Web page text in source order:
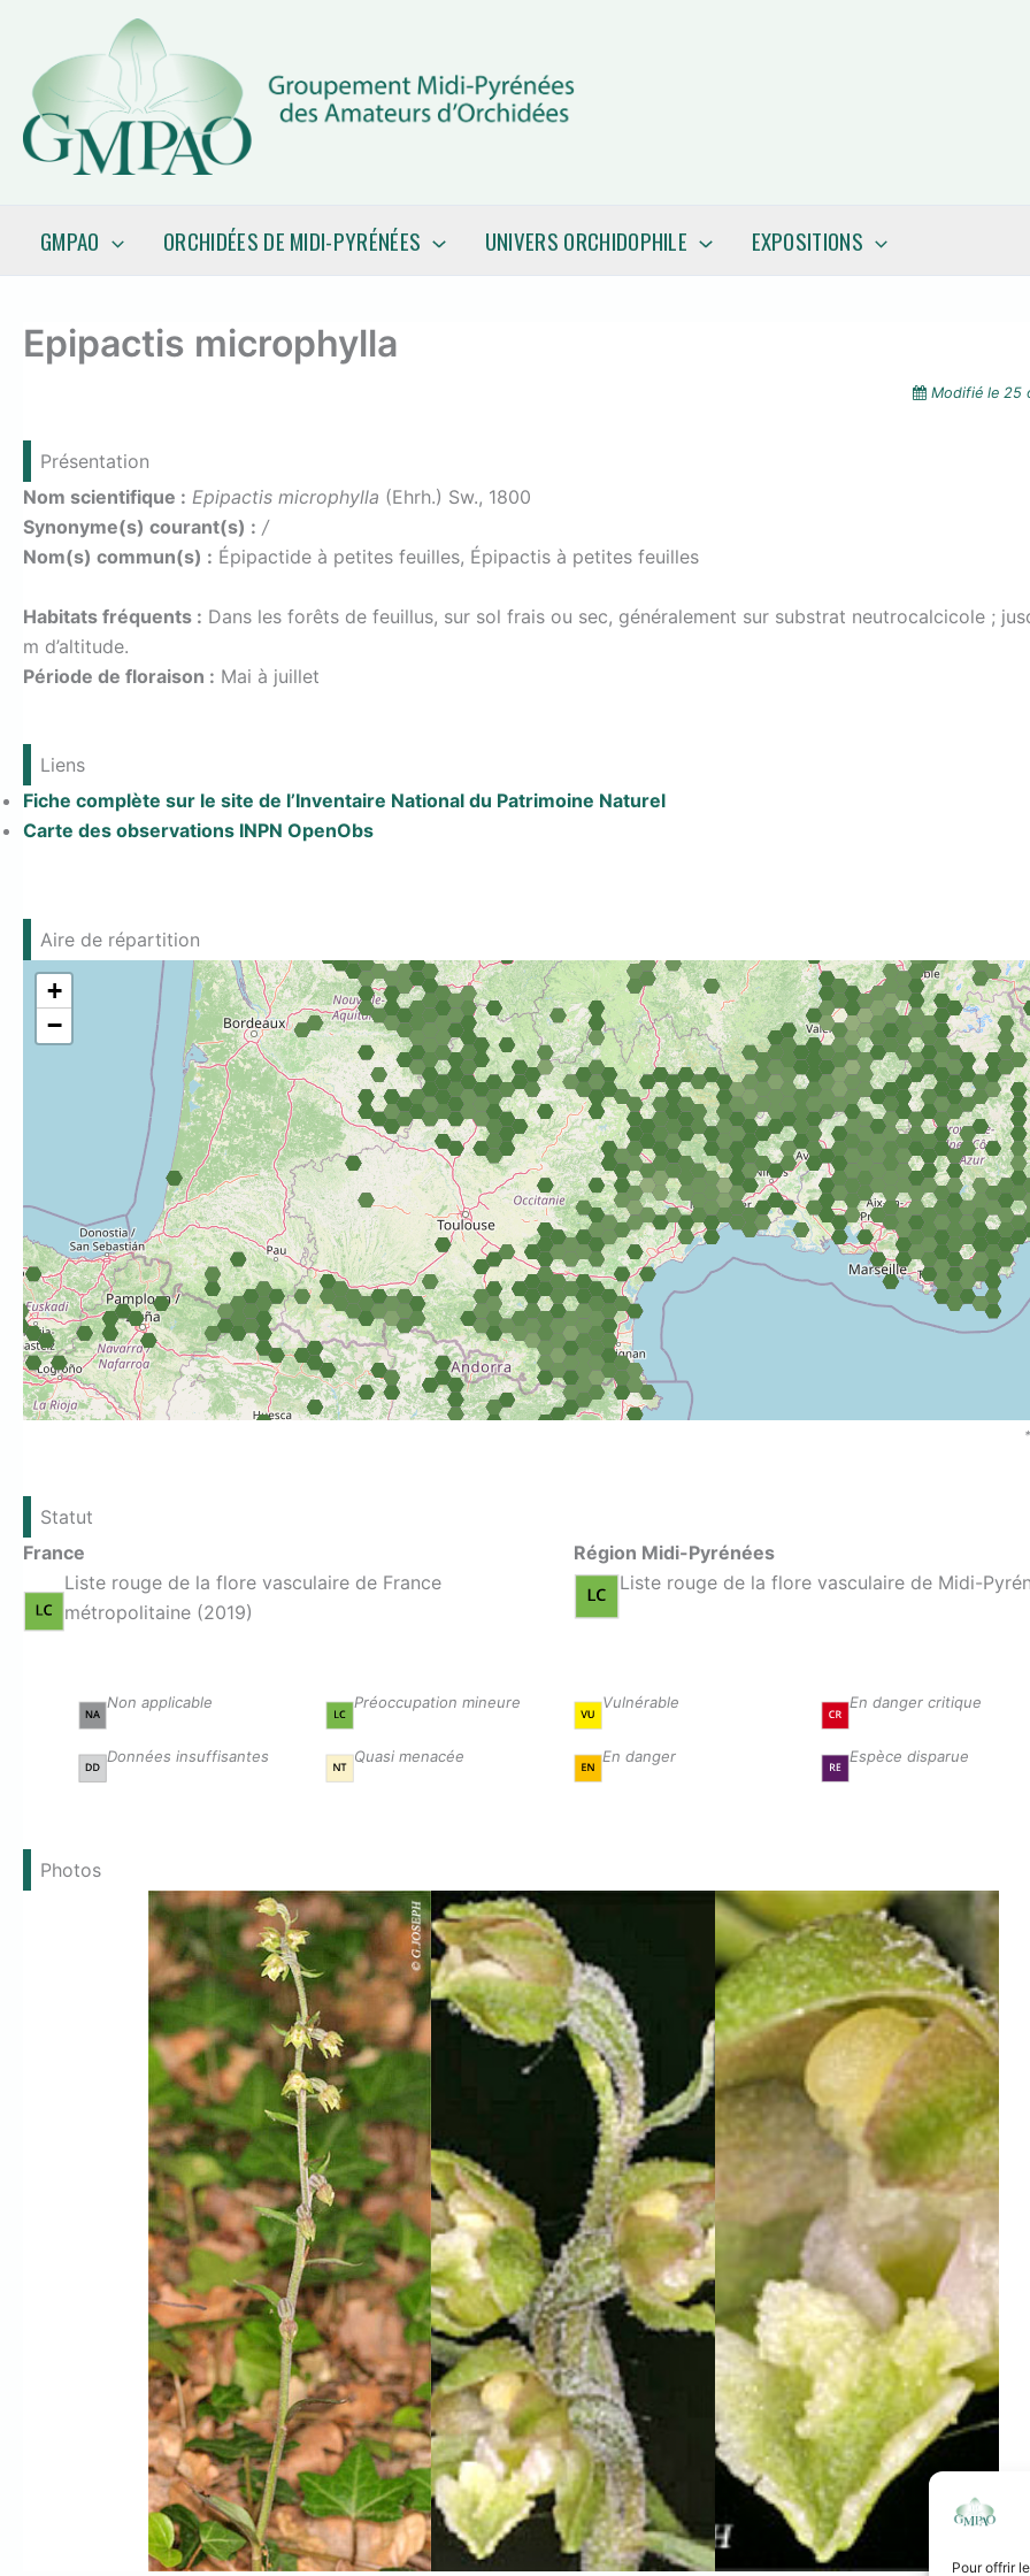
Pour offrir
contenu
GMPAO ORCHIDÉES DE MIDI-PYRÉNÉES UNIVERS ORCHIDOPHILE EXPOSITIONS
Epipactis microphylla
Modifié le 25
Présentation
Nom scientifique : Epipactis microphylla (Ehrh.) Sw., 1800
Synonyme(s) courant(s) : /
Nom(s) commun(s) : Épipactide à petites feuilles, Épipactis à petites feuilles
Habitats fréquents : Dans les forêts de feuillus, sur sol frais ou sec, généralement sur substrat neutrocalcicole ;
m d’altitude.
Période de floraison : Mai à juillet
Liens
Fiche complète sur le site de l’Inventaire National du Patrimoine Naturel
Carte des observations INPN OpenObs
Aire de répartition
+
−
Statut
France
Liste rouge de la flore vasculaire de France
métropolitaine (2019)
Région Midi-Pyrénées
Liste rouge de la flore vasculaire de Midi-
Non applicable
Données insuffisantes
Préoccupation mineure
Quasi menacée
Vulnérable
En danger
En danger critique
Espèce disparue
Photos